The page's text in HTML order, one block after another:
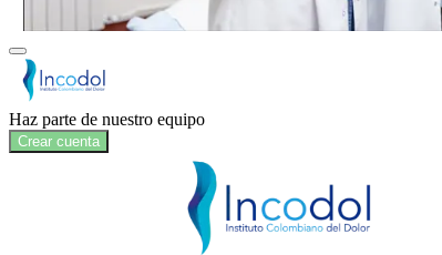
Haz parte de nuestro equipo
Crear cuenta